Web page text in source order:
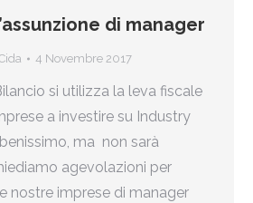
di manager
4 Novembre 2017
si utilizza la leva fiscale
a investire su Industry
ma non sarà
agevolazioni per
nostre imprese di manager